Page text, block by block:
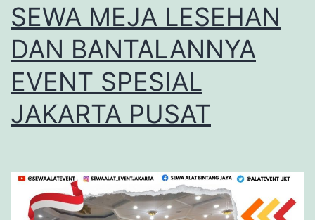
SEWA MEJA LESEHAN
DAN BANTALANNYA
EVENT SPESIAL
JAKARTA PUSAT